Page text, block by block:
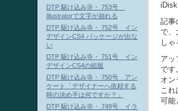
記事
で、
しゃ
アッ
です
オン
こ
可能
DTP 駆け込み寺・ 753号
Illustratorで文字が崩れる
DTP 駆け込み寺・ 752号 イン
デザインCS4 パッケージが出な
い
DTP 駆け込み寺・ 751号 イン
デザインCS4の組版
DTP 駆け込み寺・ 750号 アン
ケート「デザイナーへ依頼する
時の決め手は何ですか？」
DTP 駆け込み寺・ 749号 イラ